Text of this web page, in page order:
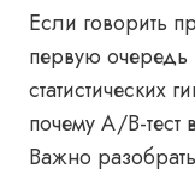
Если говорить
первую очередь
статистических
почему A/B-
Важно